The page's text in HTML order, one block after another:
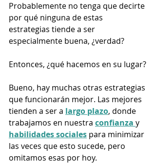
Probablemente no tenga que decirte
por qué ninguna de estas
estrategias tiende a ser
especialmente buena, ¿verdad?
Entonces, ¿qué hacemos en su lugar?
Bueno, hay muchas otras estrategias
que funcionarán mejor. Las mejores
tienden a ser a largo plazo, donde
trabajamos en nuestra confianza y
habilidades sociales para minimizar
las veces que esto sucede, pero
omitamos esas por hoy.